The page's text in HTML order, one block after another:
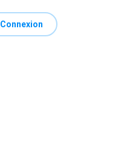
Connexion